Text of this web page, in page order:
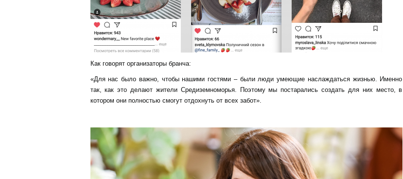
Как говорят организаторы бранча:
«Для нас было важно, чтобы нашими гостями – были люди умеющие наслаждаться жизнью. Именно
так, как это делают жители Средиземноморья. Поэтому мы постарались создать для них место, в
котором они полностью смогут отдохнуть от всех забот».